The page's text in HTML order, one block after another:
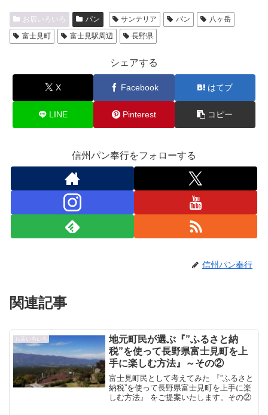
お店いろいろ パン サンテリア パン
八ヶ岳
富士見町
富士見駅周辺 長野県
シェアする
X Facebook はてブ
LINE Pinterest コピー
信州パン奉行をフォローする
信州パン奉行
関連記事
お店いろいろ
地元町民が選ぶ『”ふるさと納
税”を使って長野県富士見町を上
手に楽しむ方法』～その②
富士見町民として考えてみた 『”ふるさと
納税”を使って長野県富士見町を上手に楽
しむ方法』 をご提案いたします。その②